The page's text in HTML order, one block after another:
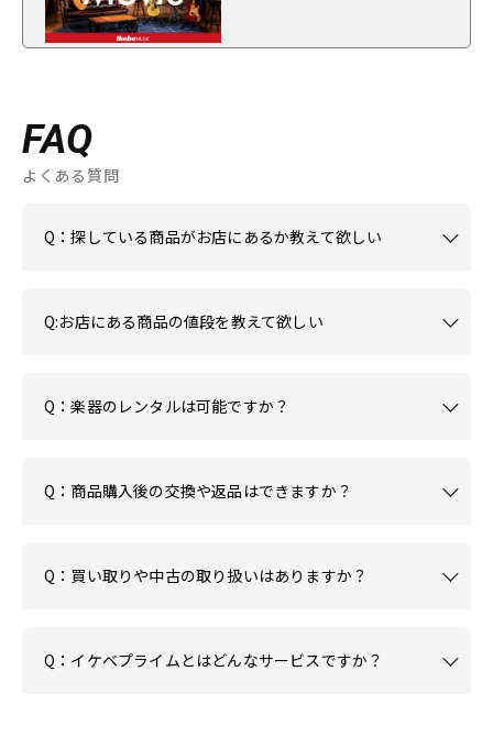
FAQ
よくある質問
Q：探している商品がお店にあるか教えて欲しい
Q:お店にある商品の値段を教えて欲しい
Q：楽器のレンタルは可能ですか？
Q：商品購入後の交換や返品はできますか？
Q：買い取りや中古の取り扱いはありますか？
Q：イケベプライムとはどんなサービスですか？